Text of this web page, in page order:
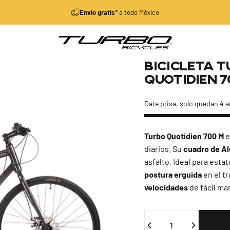
Envío gratis* a todo México
Turbo Bicycles
Bicicleta
Quotidien
Date prisa, solo quedan 4
Turbo Quotidien 700 M
diarios. Sucuadro de
asfalto. Ideal para
postura erguida en el
velocidades de fácil